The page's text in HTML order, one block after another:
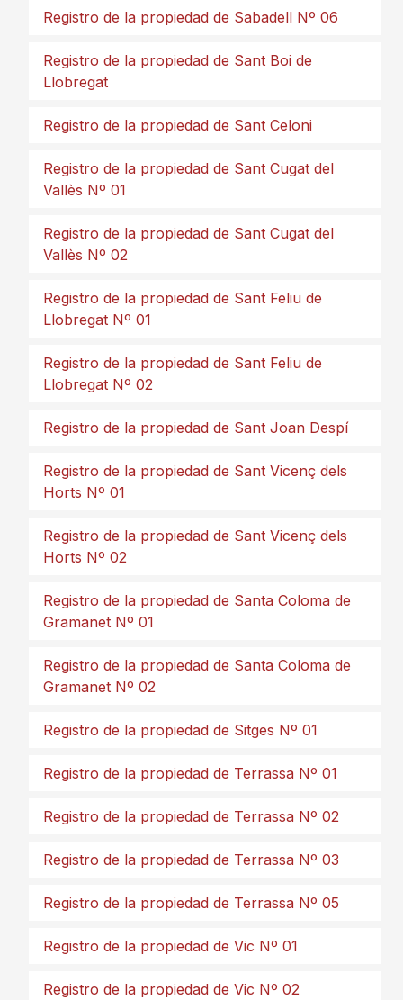
Registro de la propiedad de Sabadell Nº 06
Registro de la propiedad de Sant Boi de
Llobregat
Registro de la propiedad de Sant Celoni
Registro de la propiedad de Sant Cugat del
Vallès Nº 01
Registro de la propiedad de Sant Cugat del
Vallès Nº 02
Registro de la propiedad de Sant Feliu de
Llobregat Nº 01
Registro de la propiedad de Sant Feliu de
Llobregat Nº 02
Registro de la propiedad de Sant Joan Despí
Registro de la propiedad de Sant Vicenç dels
Horts Nº 01
Registro de la propiedad de Sant Vicenç dels
Horts Nº 02
Registro de la propiedad de Santa Coloma de
Gramanet Nº 01
Registro de la propiedad de Santa Coloma de
Gramanet Nº 02
Registro de la propiedad de Sitges Nº 01
Registro de la propiedad de Terrassa Nº 01
Registro de la propiedad de Terrassa Nº 02
Registro de la propiedad de Terrassa Nº 03
Registro de la propiedad de Terrassa Nº 05
Registro de la propiedad de Vic Nº 01
Registro de la propiedad de Vic Nº 02